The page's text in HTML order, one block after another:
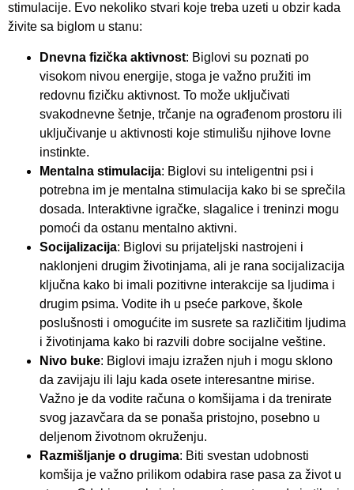
stimulacije. Evo nekoliko stvari koje treba uzeti u obzir kada
živite sa biglom u stanu:
Dnevna fizička aktivnost: Biglovi su poznati po
visokom nivou energije, stoga je važno pružiti im
redovnu fizičku aktivnost. To može uključivati
svakodnevne šetnje, trčanje na ograđenom prostoru ili
uključivanje u aktivnosti koje stimulišu njihove lovne
instinkte.
Mentalna stimulacija: Biglovi su inteligentni psi i
potrebna im je mentalna stimulacija kako bi se sprečila
dosada. Interaktivne igračke, slagalice i treninzi mogu
pomoći da ostanu mentalno aktivni.
Socijalizacija: Biglovi su prijateljski nastrojeni i
naklonjeni drugim životinjama, ali je rana socijalizacija
ključna kako bi imali pozitivne interakcije sa ljudima i
drugim psima. Vodite ih u pseće parkove, škole
poslušnosti i omogućite im susrete sa različitim ljudima
i životinjama kako bi razvili dobre socijalne veštine.
Nivo buke: Biglovi imaju izražen njuh i mogu sklono
da zavijaju ili laju kada osete interesantne mirise.
Važno je da vodite računa o komšijama i da trenirate
svog jazavčara da se ponaša pristojno, posebno u
deljenom životnom okruženju.
Razmišljanje o drugima: Biti svestan udobnosti
komšija je važno prilikom odabira rase pasa za život u